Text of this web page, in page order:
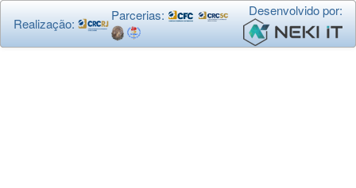
Realização:
Parcerias: Desenvolvido por: